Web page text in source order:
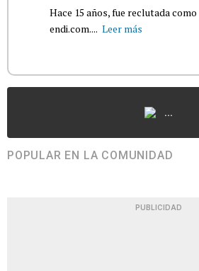
Hace 15 años, fue reclutada
endi.com.... Leer más
...
POPULAR EN LA COMUNIDAD
PUBLICIDAD